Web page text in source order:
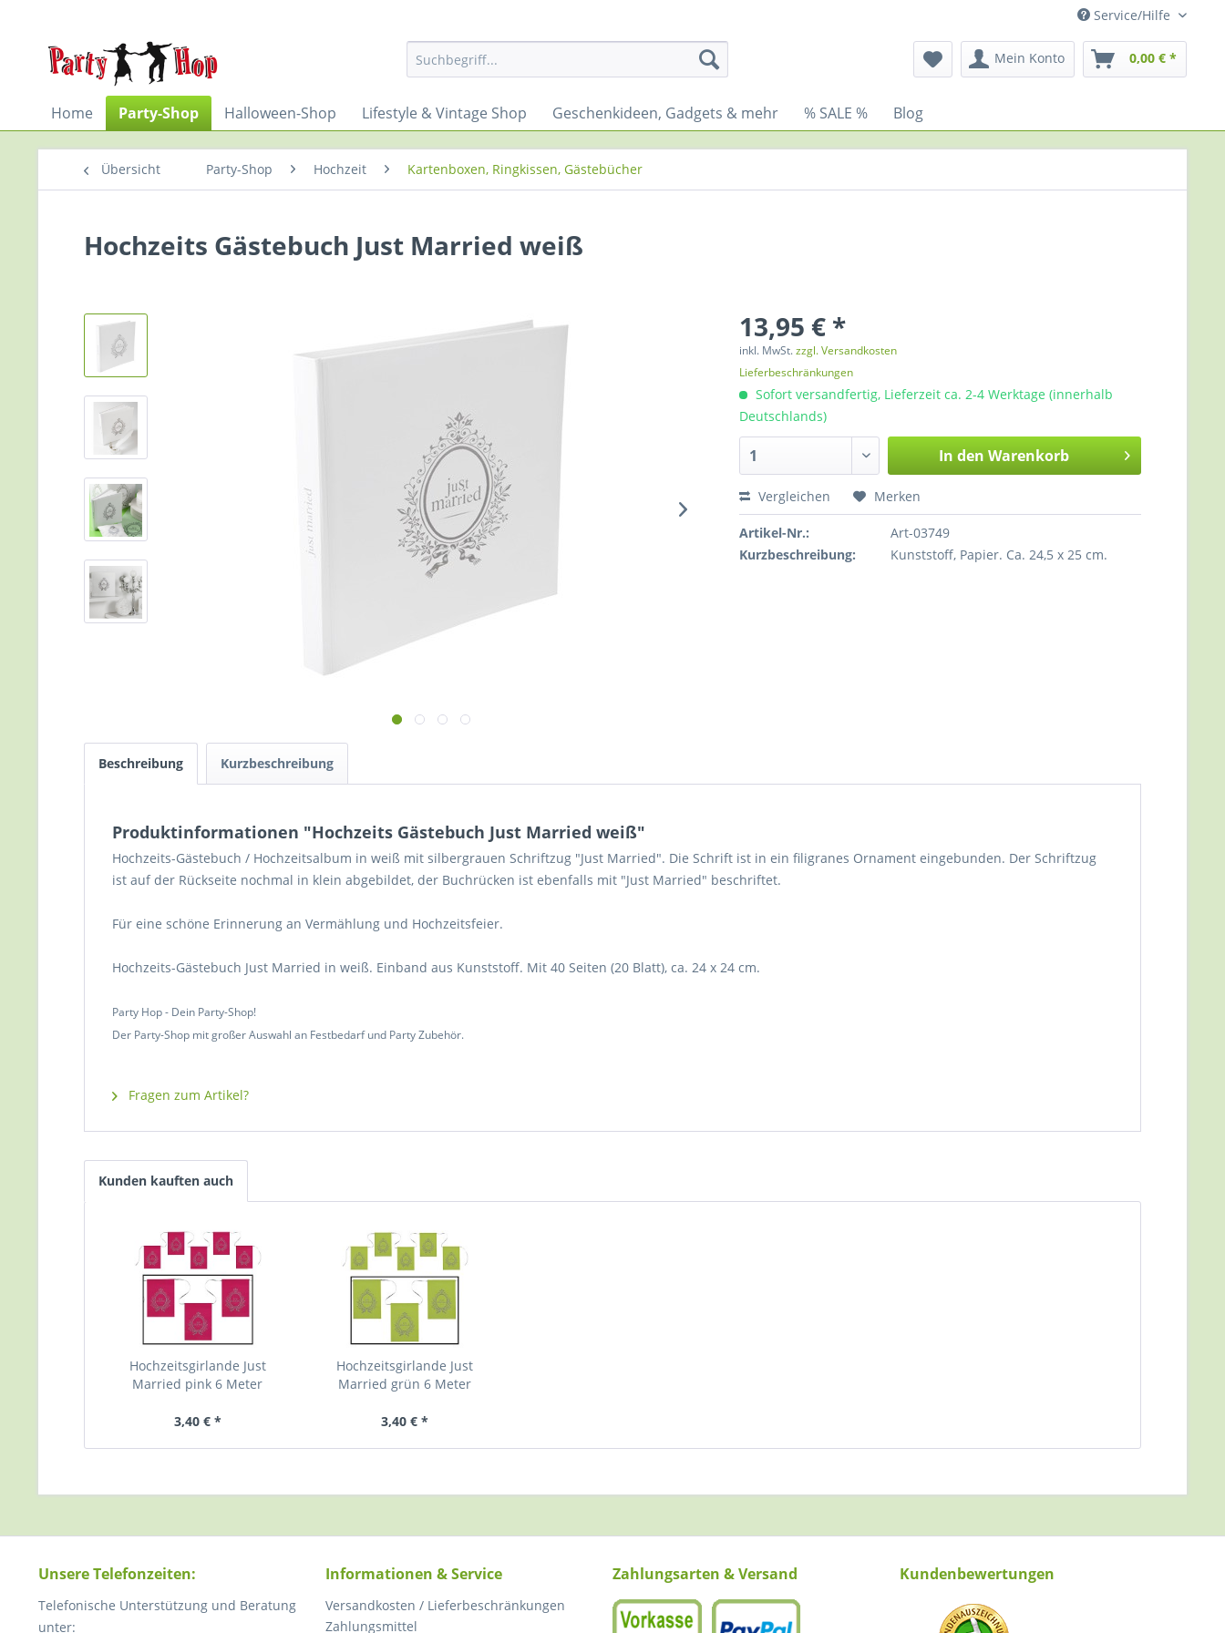
Service/Hilfe
Mein Konto 0,00 € *
Home Party-Shop Halloween-Shop Lifestyle & Vintage Shop Geschenkideen, Gadgets & mehr % SALE % Blog
Übersicht Party-Shop Hochzeit Kartenboxen, Ringkissen, Gästebücher
Hochzeits Gästebuch Just Married weiß
13,95 € *
inkl. MwSt.zzgl. Versandkosten
Lieferbeschränkungen
Sofort versandfertig, Lieferzeit ca. 2-4 Werktage (innerhalb
Deutschlands)
In den Warenkorb
Vergleichen Merken
Artikel-Nr.:
Art-03749
Kurzbeschreibung:
Kunststoff, Papier. Ca. 24,5 x 25 cm.
Beschreibung Kurzbeschreibung
Produktinformationen "Hochzeits Gästebuch Just Married weiß"
Hochzeits-Gästebuch / Hochzeitsalbum in weiß mit silbergrauen Schriftzug "Just Married". Die Schrift ist in ein filigranes Ornament eingebunden. Der Schriftzug
ist auf der Rückseite nochmal in klein abgebildet, der Buchrücken ist ebenfalls mit "Just Married" beschriftet.
Für eine schöne Erinnerung an Vermählung und Hochzeitsfeier.
Hochzeits-Gästebuch Just Married in weiß. Einband aus Kunststoff. Mit 40 Seiten (20 Blatt), ca. 24 x 24 cm.
Party Hop - Dein Party-Shop!
Der Party-Shop mit großer Auswahl an Festbedarf und Party Zubehör.
Fragen zum Artikel?
Kunden kauften auch
Hochzeitsgirlande Just
Married pink 6 Meter
3,40 € *
Hochzeitsgirlande Just
Married grün 6 Meter
3,40 € *
Unsere Telefonzeiten:
Telefonische Unterstützung und Beratung
unter:
Informationen & Service
Versandkosten / Lieferbeschränkungen
Zahlungsmittel
Zahlungsarten & Versand Kundenbewertungen